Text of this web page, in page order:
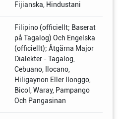
Fijianska, Hindustani
Filipino (officiellt; Baserat
på Tagalog) Och Engelska
(officiellt); Åtgärna Major
Dialekter - Tagalog,
Cebuano, Ilocano,
Hiligaynon Eller Ilonggo,
Bicol, Waray, Pampango
Och Pangasinan